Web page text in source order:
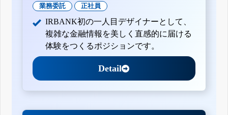
業務委託 正社員
IRBANK初の一人目デザイナーとして、
複雑な金融情報を美しく直感的に届ける
体験をつくるポジションです。
Detail